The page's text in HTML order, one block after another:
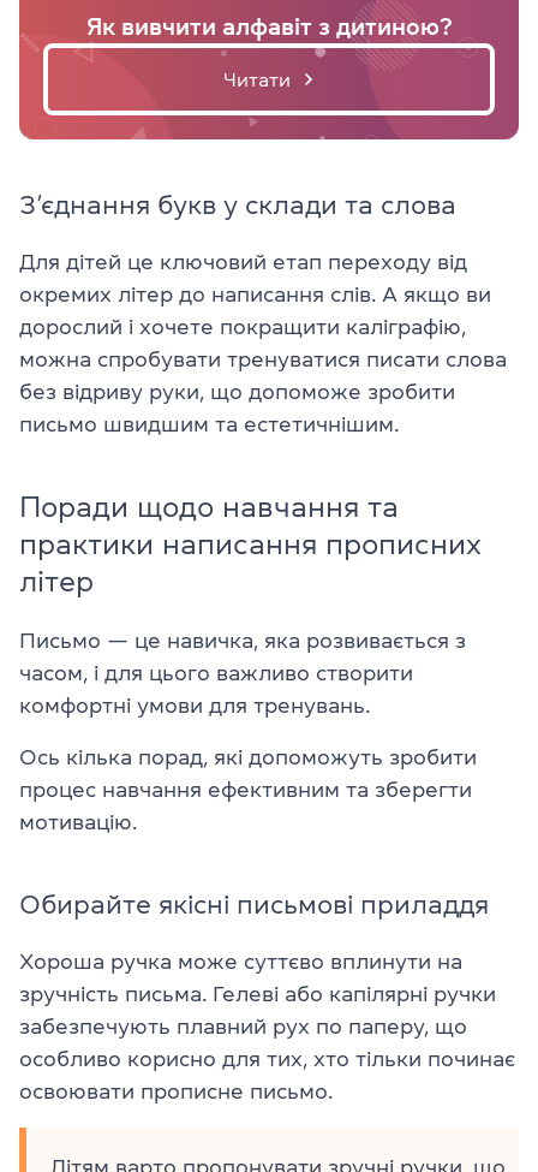
Як вивчити алфавіт з дитиною?
Читати
З’єднання букв у склади та слова
Для дітей це ключовий етап переходу від
окремих літер до написання слів. А якщо ви
дорослий і хочете покращити каліграфію,
можна спробувати тренуватися писати слова
без відриву руки, що допоможе зробити
письмо швидшим та естетичнішим.
Поради щодо навчання та
практики написання прописних
літер
Письмо — це навичка, яка розвивається з
часом, і для цього важливо створити
комфортні умови для тренувань.
Ось кілька порад, які допоможуть зробити
процес навчання ефективним та зберегти
мотивацію.
Обирайте якісні письмові приладдя
Хороша ручка може суттєво вплинути на
зручність письма. Гелеві або капілярні ручки
забезпечують плавний рух по паперу, що
особливо корисно для тих, хто тільки починає
освоювати прописне письмо.
Дітям варто пропонувати зручні ручки, що